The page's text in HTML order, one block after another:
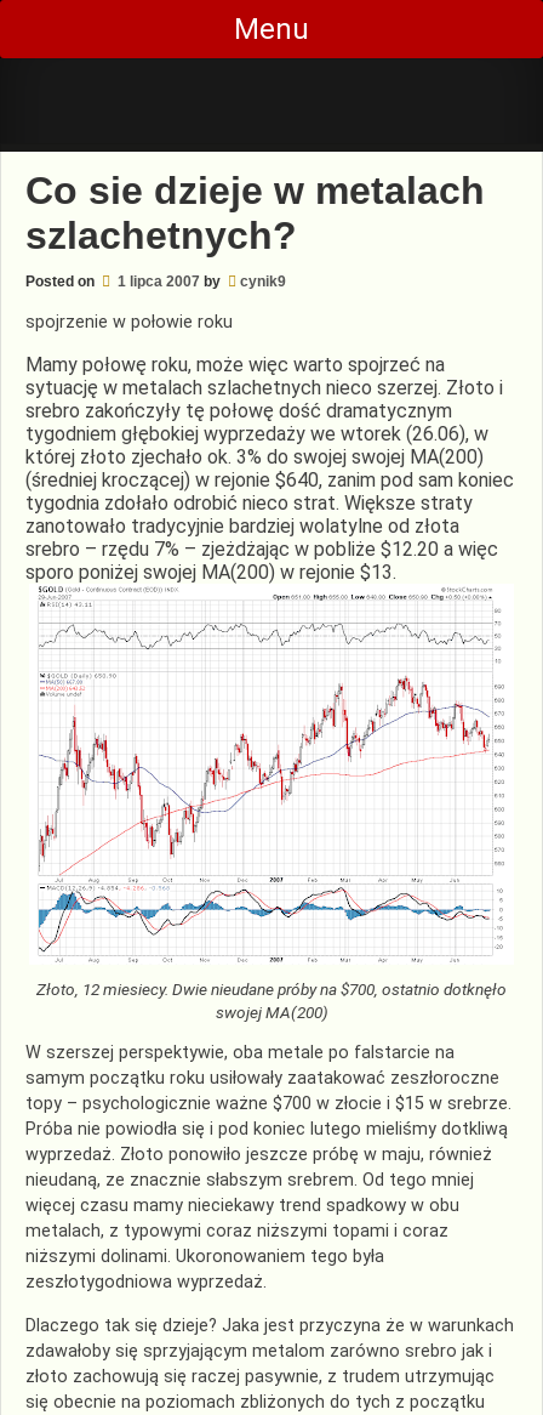
Skip
content
Menu
Co sie dzieje w metalach
szlachetnych?
Posted on 1 lipca 2007 by cynik9
spojrzenie w połowie roku
Mamy połowę roku, może więc warto spojrzeć na
sytuację w metalach szlachetnych nieco szerzej. Złoto i
srebro zakończyły tę połowę dość dramatycznym
tygodniem głębokiej wyprzedaży we wtorek (26.06), w
której złoto zjechało ok. 3% do swojej swojej MA(200)
(średniej kroczącej) w rejonie $640, zanim pod sam koniec
tygodnia zdołało odrobić nieco strat. Większe straty
zanotowało tradycyjnie bardziej wolatylne od złota
srebro – rzędu 7% – zjeżdżając w pobliże $12.20 a więc
sporo poniżej swojej MA(200) w rejonie $13.
Złoto, 12 miesiecy. Dwie nieudane próby na $700, ostatnio dotknęło
swojej MA(200)
W szerszej perspektywie, oba metale po falstarcie na
samym początku roku usiłowały zaatakować zeszłoroczne
topy – psychologicznie ważne $700 w złocie i $15 w srebrze.
Próba nie powiodła się i pod koniec lutego mieliśmy dotkliwą
wyprzedaż. Złoto ponowiło jeszcze próbę w maju, również
nieudaną, ze znacznie słabszym srebrem. Od tego mniej
więcej czasu mamy nieciekawy trend spadkowy w obu
metalach, z typowymi coraz niższymi topami i coraz
niższymi dolinami. Ukoronowaniem tego była
zeszłotygodniowa wyprzedaż.
Dlaczego tak się dzieje? Jaka jest przyczyna że w warunkach
zdawałoby się sprzyjającym metalom zarówno srebro jak i
złoto zachowują się raczej pasywnie, z trudem utrzymując
się obecnie na poziomach zbliżonych do tych z początku